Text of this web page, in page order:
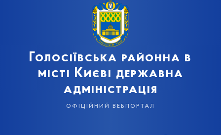
Голосіївська районна в
місті Києві державна
адміністрація
офіційний вебпортал